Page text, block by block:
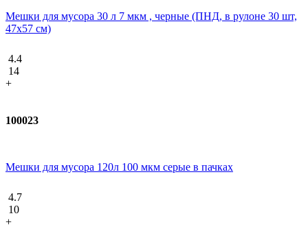
Мешки для мусора 30 л 7 мкм , черные (ПНД, в рулоне 30 шт,
47х57 см)
4.4
14
+
100023
Мешки для мусора 120л 100 мкм серые в пачках
4.7
10
+